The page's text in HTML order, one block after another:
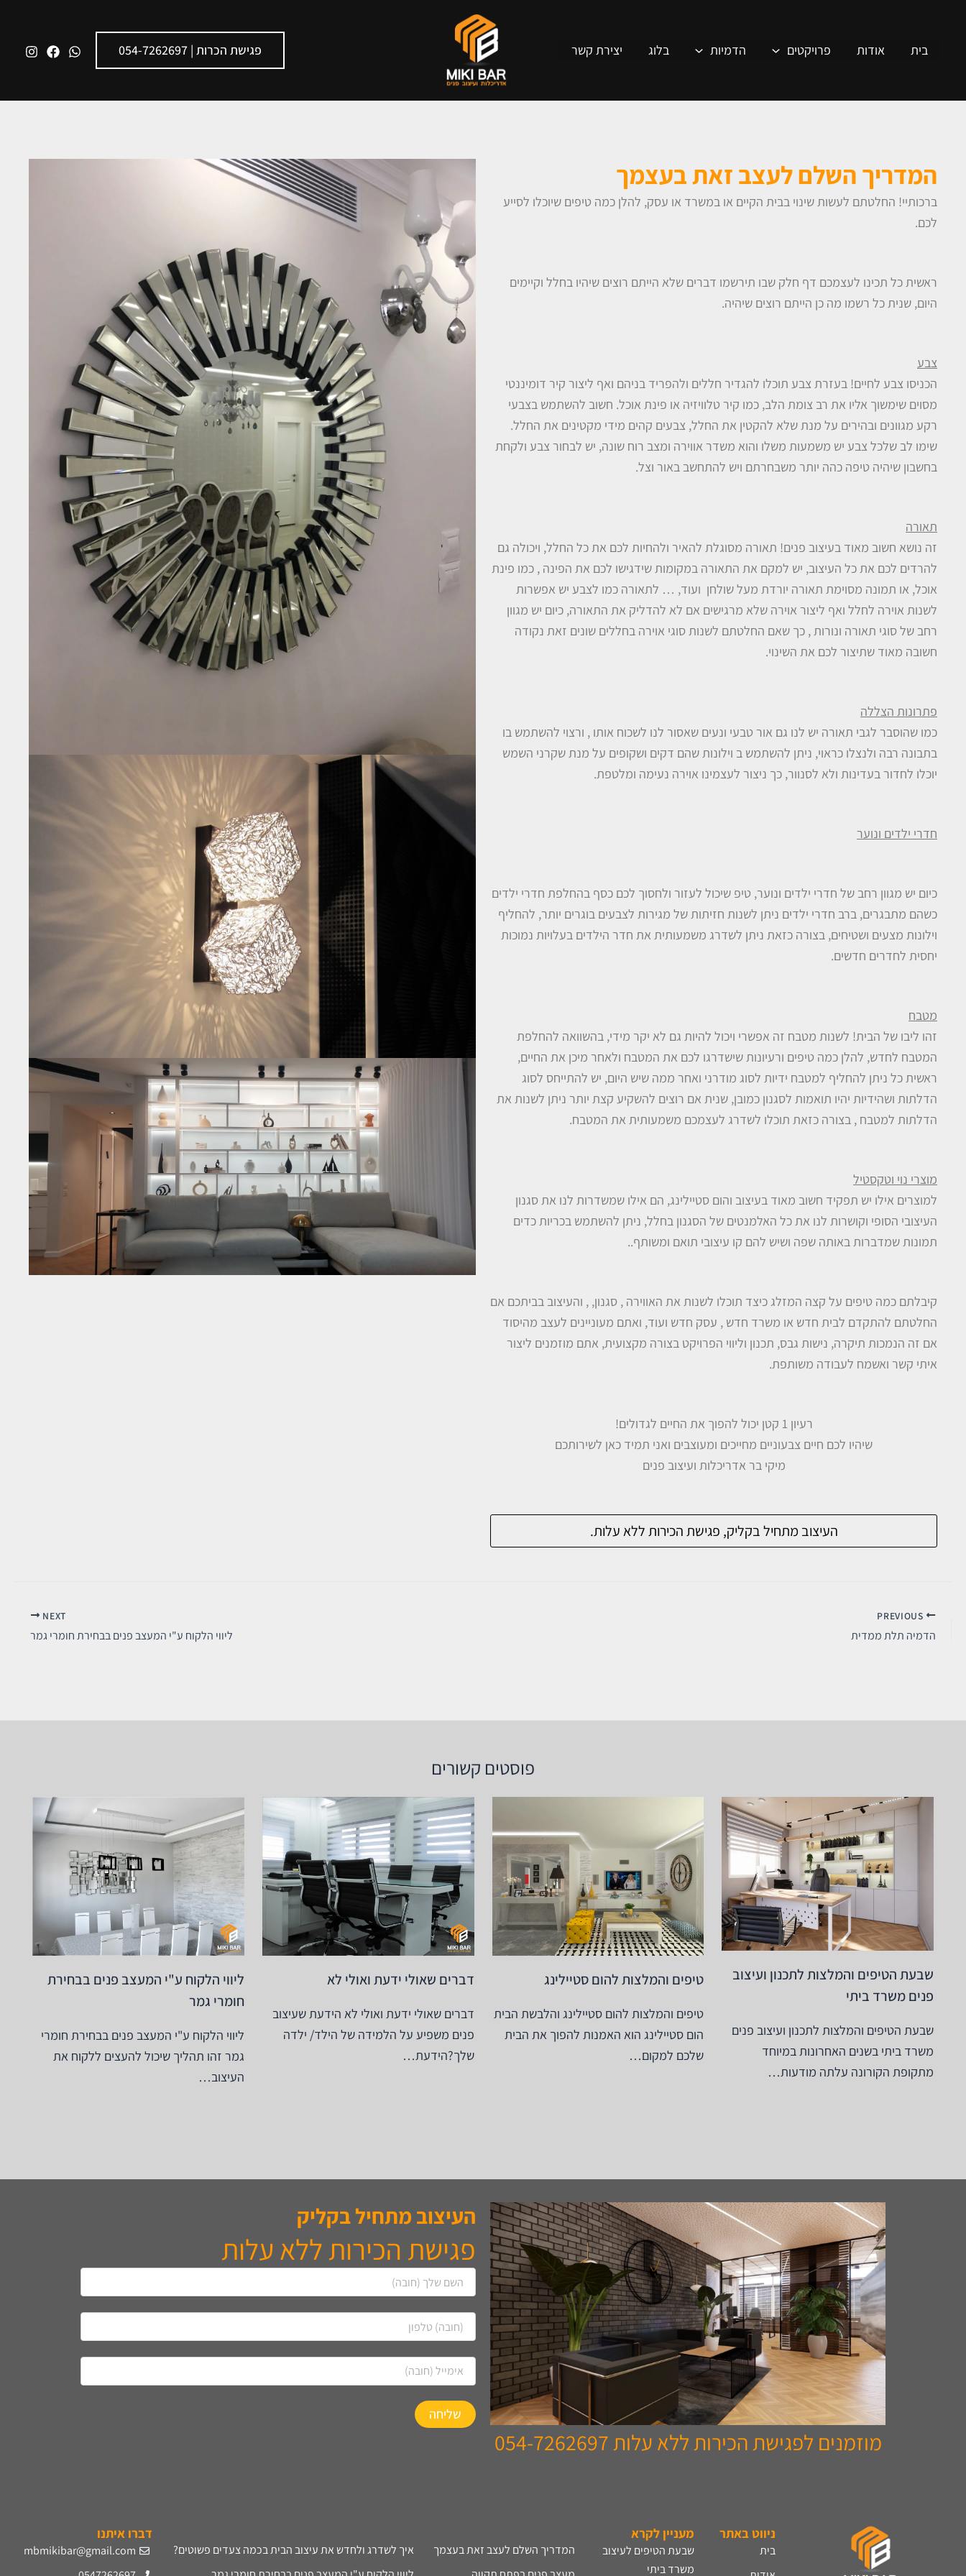
בית
אודות פרויקטים הדמיות בלוג יצירת קשר פגישת הכרות | 054-7262697
המדריך השלם לעצב זאת בעצמך
ברכותיי! החלטתם לעשות שינוי בבית הקיים או במשרד או עסק, להלן כמה טיפים שיוכלו לסייע
לכם.
ראשית כל תכינו לעצמכם דף חלק שבו תירשמו דברים שלא הייתם רוצים שיהיו בחלל וקיימים
היום, שנית כל רשמו מה כן הייתם רוצים שיהיה.
צבע
הכניסו צבע לחיים! בעזרת צבע תוכלו להגדיר חללים ולהפריד בניהם ואף ליצור קיר דומיננטי
מסוים שימשוך אליו את רב צומת הלב, כמו קיר טלוויזיה או פינת אוכל. חשוב להשתמש בצבעי
רקע מגוונים ובהירים על מנת שלא להקטין את החלל, צבעים קהים מידי מקטינים את החלל.
שימו לב שלכל צבע יש משמעות משלו והוא משדר אווירה ומצב רוח שונה, יש לבחור צבע ולקחת
בחשבון שיהיה טיפה כהה יותר משבחרתם ויש להתחשב באור וצל.
תאורה
זה נושא חשוב מאוד בעיצוב פנים! תאורה מסוגלת להאיר ולהחיות לכם את כל החלל, ויכולה גם
להרדים לכם את כל העיצוב, יש למקם את התאורה במקומות שידגישו לכם את הפינה , כמו פינת
אוכל, או תמונה מסוימת תאורה יורדת מעל שולחן ועוד, … לתאורה כמו לצבע יש אפשרות
לשנות אוירה לחלל ואף ליצור אוירה שלא מרגישים אם לא להדליק את התאורה, כיום יש מגוון
רחב של סוגי תאורה ונורות , כך שאם החלטתם לשנות סוגי אוירה בחללים שונים זאת נקודה
חשובה מאוד שתיצור לכם את השינוי.
פתרונות הצללה
כמו שהוסבר לגבי תאורה יש לנו גם אור טבעי ונעים שאסור לנו לשכוח אותו , ורצוי להשתמש בו
בתבונה רבה ולנצלו כראוי, ניתן להשתמש ב וילונות שהם דקים ושקופים על מנת שקרני השמש
יוכלו לחדור בעדינות ולא לסנוור, כך ניצור לעצמינו אוירה נעימה ומלטפת.
חדרי ילדים ונוער
כיום יש מגוון רחב של חדרי ילדים ונוער, טיפ שיכול לעזור ולחסוך לכם כסף בהחלפת חדרי ילדים
כשהם מתבגרים, ברב חדרי ילדים ניתן לשנות חזיתות של מגירות לצבעים בוגרים יותר, להחליף
וילונות מצעים ושטיחים, בצורה כזאת ניתן לשדרג משמעותית את חדר הילדים בעלויות נמוכות
יחסית לחדרים חדשים.
מטבח
זהו ליבו של הבית! לשנות מטבח זה אפשרי ויכול להיות גם לא יקר מידי, בהשוואה להחלפת
המטבח לחדש, להלן כמה טיפים ורעיונות שישדרגו לכם את המטבח ולאחר מיכן את החיים,
ראשית כל ניתן להחליף למטבח ידיות לסוג מודרני ואחר ממה שיש היום, יש להתייחס לסוג
הדלתות ושהידיות יהיו תואמות לסגנון כמובן, שנית אם רוצים להשקיע קצת יותר ניתן לשנות את
הדלתות למטבח , בצורה כזאת תוכלו לשדרג לעצמכם משמעותית את המטבח.
מוצרי נוי וטקסטיל
למוצרים אילו יש תפקיד חשוב מאוד בעיצוב והום סטיילינג, הם אילו שמשדרות לנו את סגנון
העיצובי הסופי וקושרות לנו את כל האלמנטים של הסגנון בחלל, ניתן להשתמש בכריות כדים
תמונות שמדברות באותה שפה ושיש להם קו עיצובי תואם ומשותף..
קיבלתם כמה טיפים על קצה המזלג כיצד תוכלו לשנות את האווירה , סגנון, , והעיצוב בביתכם אם
החלטתם להתקדם לבית חדש או משרד חדש , עסק חדש ועוד, ואתם מעוניינים לעצב מהיסוד
אם זה הנמכות תיקרה, נישות גבס, תכנון וליווי הפרויקט בצורה מקצועית, אתם מוזמנים ליצור
איתי קשר ואשמח לעבודה משותפת.
רעיון 1 קטן יכול להפוך את החיים לגדולים!
שיהיו לכם חיים צבעוניים מחייכים ומעוצבים ואני תמיד כאן לשירותכם
מיקי בר אדריכלות ועיצוב פנים
העיצוב מתחיל בקליק, פגישת הכירות ללא עלות.
הדמיה תלת ממדית
NEXT
ליווי הלקוח ע"י המעצב פנים בבחירת חומרי גמר
פוסטים קשורים
שבעת הטיפים והמלצות לתכנון ועיצוב
פנים משרד ביתי​
שבעת הטיפים והמלצות לתכנון ועיצוב פנים
משרד ביתי בשנים האחרונות במיוחד
מתקופת הקורונה עלתה מודעות…
טיפים והמלצות להום סטיילינג
טיפים והמלצות להום סטיילינג והלבשת הבית
הום סטיילינג הוא האמנות להפוך את הבית
שלכם למקום…
דברים שאולי ידעת ואולי לא
דברים שאולי ידעת ואולי לא הידעת שעיצוב
פנים משפיע על הלמידה של הילד/ ילדה
שלך?הידעת…
ליווי הלקוח ע"י המעצב פנים בבחירת
חומרי גמר
ליווי הלקוח ע"י המעצב פנים בבחירת חומרי
גמר זהו תהליך שיכול להעצים ללקוח את
העיצוב…
מוזמנים לפגישת הכירות ללא עלות 054-7262697
העיצוב מתחיל בקליק
פגישת הכירות ללא עלות
ניווט באתר
בית
מעניין לקרא
שבעת הטיפים לעיצוב
משרד ביתי​
המדריך השלם לעצב זאת בעצמך
איך לשדרג ולחדש את עיצוב הבית בכמה צעדים פשוטים?
דברו איתנו
mbmikibar@gmail.com